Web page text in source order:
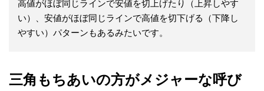
高値がほぼ同じラインで安値を切上げたり（上昇しやす
い）、安値がほぼ同じラインで高値を切下げる（下降し
やすい）パターンもあるみたいです。
三角もちあいの方がメジャーな呼び